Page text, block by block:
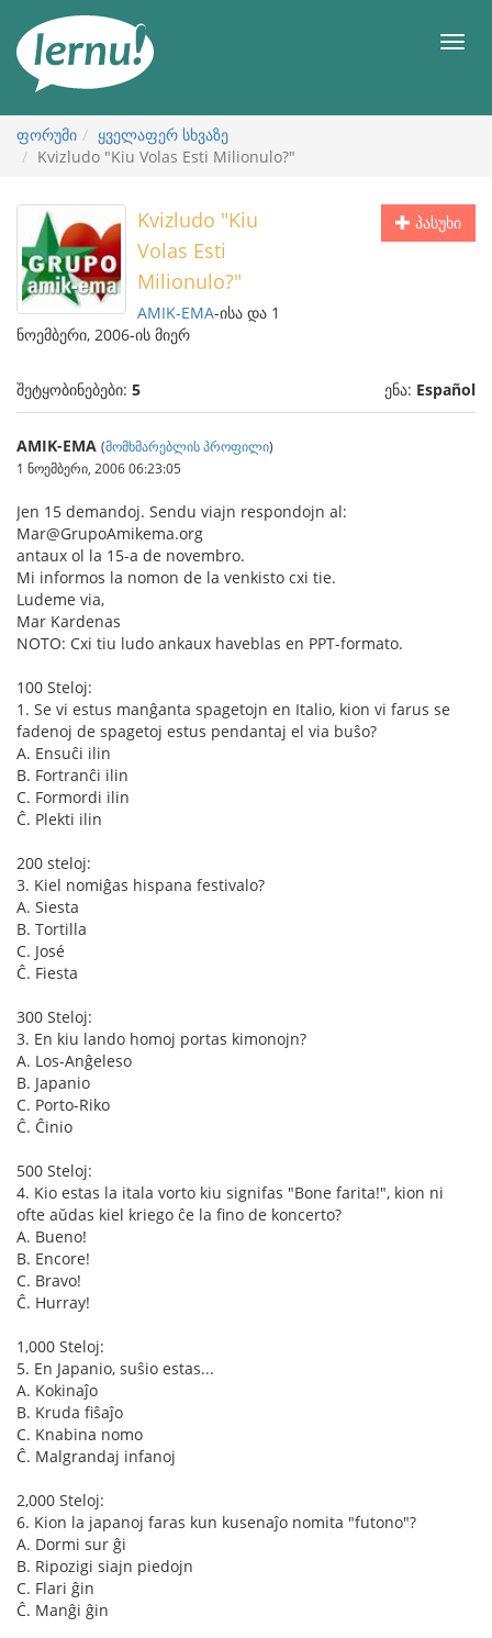
ნახვა
მენიუ
ფორუმი
ყველაფერ სხვაზე
Kvizludo "Kiu Volas Esti Milionulo?"
პასუხი
Kvizludo "Kiu
Volas Esti
Milionulo?"
AMIK-EMA-ისა და 1
ნოემბერი, 2006-ის მიერ
შეტყობინებები: 5 ენა: Español
AMIK-EMA (მომხმარებლის პროფილი)
1 ნოემბერი, 2006 06:23:05
Jen 15 demandoj. Sendu viajn respondojn al:
Mar@GrupoAmikema.org
antaux ol la 15-a de novembro.
Mi informos la nomon de la venkisto cxi tie.
Ludeme via,
Mar Kardenas
NOTO: Cxi tiu ludo ankaux haveblas en PPT-formato.
100 Steloj:
1. Se vi estus manĝanta spagetojn en Italio, kion vi farus se
fadenoj de spagetoj estus pendantaj el via buŝo?
A. Ensuĉi ilin
B. Fortranĉi ilin
C. Formordi ilin
Ĉ. Plekti ilin
200 steloj:
3. Kiel nomiĝas hispana festivalo?
A. Siesta
B. Tortilla
C. José
Ĉ. Fiesta
300 Steloj:
3. En kiu lando homoj portas kimonojn?
A. Los-Anĝeleso
B. Japanio
C. Porto-Riko
Ĉ. Ĉinio
500 Steloj:
4. Kio estas la itala vorto kiu signifas "Bone farita!", kion ni
ofte aŭdas kiel kriego ĉe la fino de koncerto?
A. Bueno!
B. Encore!
C. Bravo!
Ĉ. Hurray!
1,000 Steloj:
5. En Japanio, suŝio estas...
A. Kokinaĵo
B. Kruda fiŝaĵo
C. Knabina nomo
Ĉ. Malgrandaj infanoj
2,000 Steloj:
6. Kion la japanoj faras kun kusenaĵo nomita "futono"?
A. Dormi sur ĝi
B. Ripozigi siajn piedojn
C. Flari ĝin
Ĉ. Manĝi ĝin